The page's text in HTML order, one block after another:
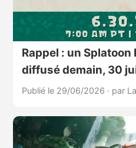
Rappel : un
diffusé demain, 30
Publié le 29/06/2026 · par